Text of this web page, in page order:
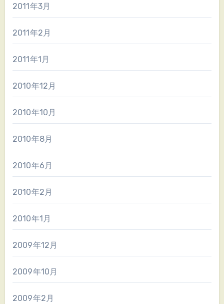
2011年3月
2011年2月
2011年1月
2010年12月
2010年10月
2010年8月
2010年6月
2010年2月
2010年1月
2009年12月
2009年10月
2009年2月